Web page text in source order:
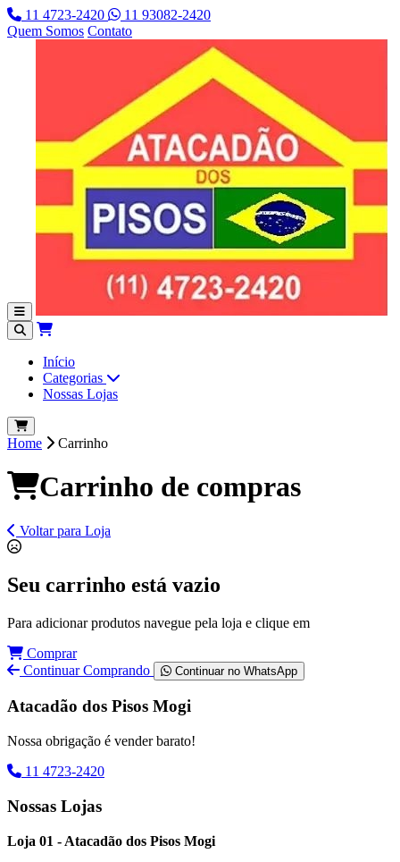
11 4723-2420
11 93082-2420
Quem Somos Contato
Início
Categorias
Nossas Lojas
Home Carrinho
Carrinho de compras
Voltar para Loja
Seu carrinho está vazio
Para adicionar produtos navegue pela loja e clique em
Comprar
Continuar Comprando
Continuar no WhatsApp
Atacadão dos Pisos Mogi
Nossa obrigação é vender barato!
11 4723-2420
Nossas Lojas
Loja 01 - Atacadão dos Pisos Mogi